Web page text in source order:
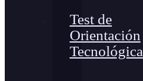
Test de
Orientación
Tecnológica